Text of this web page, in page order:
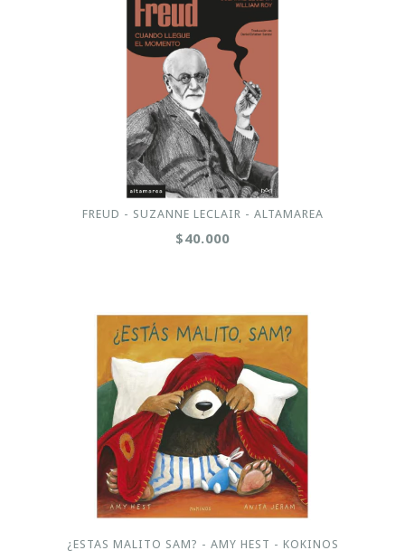
FREUD - SUZANNE LECLAIR - ALTAMAREA
$40.000
¿ESTAS MALITO SAM? - AMY HEST - KOKINOS